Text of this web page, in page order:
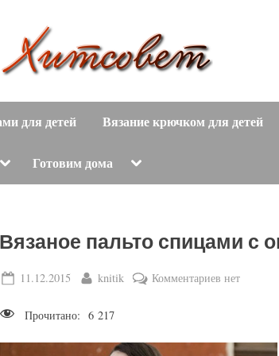
и
т
о
в
е
т
вязание
с
описанием
и
для детей Вязание крючком для детей
ToggleГотовим дома Toggle
menu
Вязаное пальто спицами с
Posted
11.12.2015 By
knitik Комментариев кнет
Прочитано: 6 217